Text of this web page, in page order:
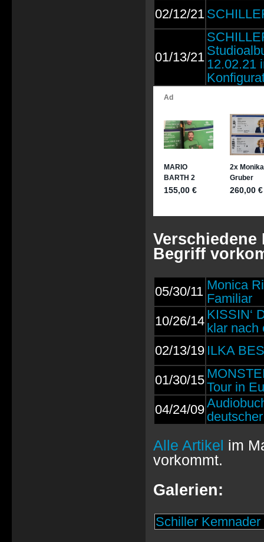
02/12/21
01/13/21 12.02.21
Begriff
05/30/11 Monica
Familiar
10/26/14 KISSIN‘
klar nach
02/13/19 ILKA
01/30/15Tour in
04/24/09
Alle Artikel im
vorkommt.
Galerien:
Schiller